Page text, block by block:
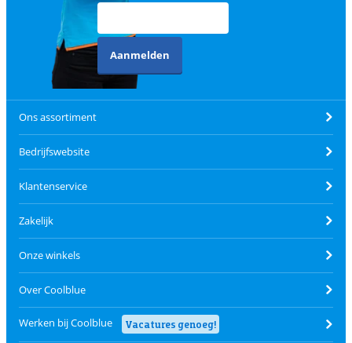
Aanmelden
Ons assortiment
Bedrijfswebsite
Klantenservice
Zakelijk
Onze winkels
Over Coolblue
Werken bij Coolblue Vacatures genoeg!